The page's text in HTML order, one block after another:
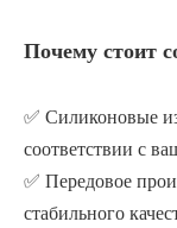
Почему стоит
✅ Силиконовые
соответствии с
✅ Передовое
стабильного